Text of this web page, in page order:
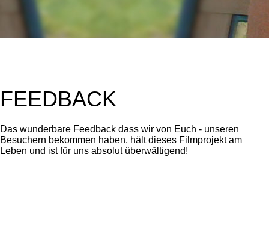
FEEDBACK
Das wunderbare Feedback dass wir von Euch - unseren
Besuchern bekommen haben, hält dieses Filmprojekt am
Leben und ist für uns absolut überwältigend!